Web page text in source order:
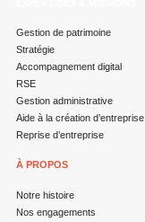
Gestion de patrimoine
Stratégie
Accompagnement digital
RSE
Gestion administrative
Aide à la création d’entreprise
Reprise d’entreprise
À PROPOS
Notre histoire
Nos engagements